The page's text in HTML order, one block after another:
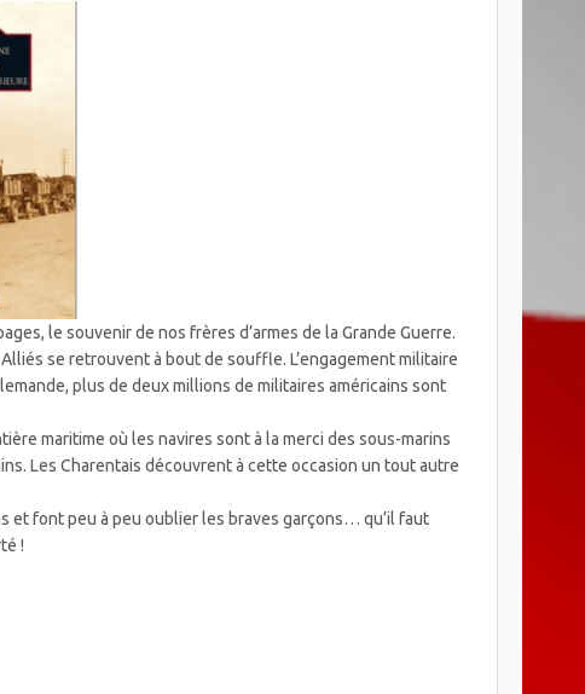
le souvenir de nos frères d’armes de la Grande Guerre.
se retrouvent à bout de souffle. L’engagement militaire
plus de deux millions de militaires américains sont
maritime où les navires sont à la merci des sous-marins
Les Charentais découvrent à cette occasion un tout autre
et font peu à peu oublier les braves garçons… qu’il faut
!